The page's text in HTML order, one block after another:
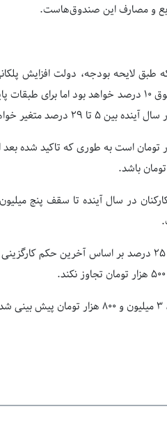
و مصارف این صندوق‌هاست.
لایحه بودجه، دولت افزایش
دستور کار قرار داده است به گونه‌ای که متوسط افزایش حقوق ۱۰
متغیر خواهد بود.
کارکنان برای سال بعد چهار میلیون و ۵۰۰ هزار تومان است به
در سال آینده تا سقف پنج
صفحه اول روزنامه‌های 14 مرداد 1405